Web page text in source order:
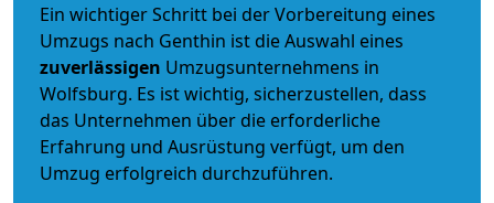
Ein wichtiger Schritt bei der Vorbereitung eines
Umzugs nach Genthin ist die Auswahl eines
zuverlässigen Umzugsunternehmens in
Wolfsburg. Es ist wichtig, sicherzustellen, dass
das Unternehmen über die erforderliche
Erfahrung und Ausrüstung verfügt, um den
Umzug erfolgreich durchzuführen.